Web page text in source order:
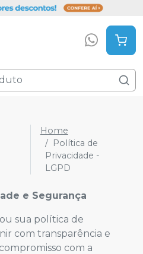
Home
Política de
Privacidade -
LGPD
e Segurança
sua política de
com transparência e
com a